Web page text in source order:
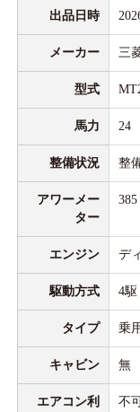
出品日時
メーカー 三
型式
馬力 24
整備状況 整
アワーメー
ター
385
エンジン デ
駆動方式 4駆
タイプ 乗
キャビン 無
エアコン利
不